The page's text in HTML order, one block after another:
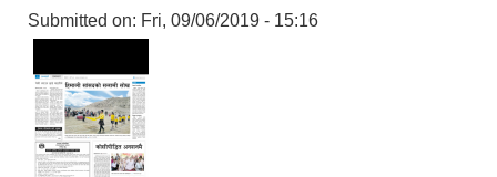
Submitted on: Fri, 09/06/2019 - 15:16